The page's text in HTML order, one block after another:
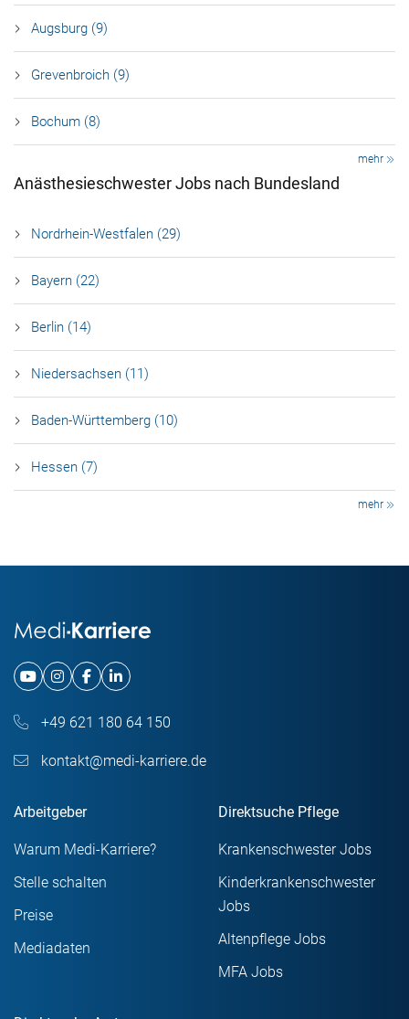
Augsburg (9)
Grevenbroich (9)
Bochum (8)
mehr
Anästhesieschwester Jobs nach Bundesland
Nordrhein-Westfalen (29)
Bayern (22)
Berlin (14)
Niedersachsen (11)
Baden-Württemberg (10)
Hessen (7)
mehr
+49 621 180 64 150
kontakt@medi-karriere.de
Arbeitgeber
Warum Medi-Karriere?
Stelle schalten
Preise
Mediadaten
Direktsuche Pflege
Krankenschwester Jobs
Kinderkrankenschwester
Jobs
Altenpflege Jobs
MFA Jobs